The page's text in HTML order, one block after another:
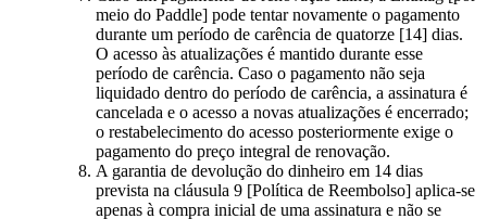
meio do Paddle] pode tentar novamente o pagamento
durante um período de carência de quatorze [14] dias.
O acesso às atualizações é mantido durante esse
período de carência. Caso o pagamento não seja
liquidado dentro do período de carência, a assinatura é
cancelada e o acesso a novas atualizações é encerrado;
o restabelecimento do acesso posteriormente exige o
pagamento do preço integral de renovação.
A garantia de devolução do dinheiro em 14 dias
prevista na cláusula 9 [Política de Reembolso] aplica-se
apenas à compra inicial de uma assinatura e não se